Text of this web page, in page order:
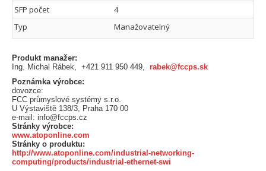
SFP počet
4
Typ
Manažovatelný
Produkt manažer:
Ing. Michal Rábek, +421 911 950 449, rabek@fccps.sk
Poznámka výrobce:
dovozce:
FCC průmyslové systémy s.r.o.
U Výstaviště 138/3, Praha 170 00
e-mail: info@fccps.cz
Stránky výrobce:
www.atoponline.com
Stránky o produktu:
http://www.atoponline.com/industrial-networking-
computing/products/industrial-ethernet-swi